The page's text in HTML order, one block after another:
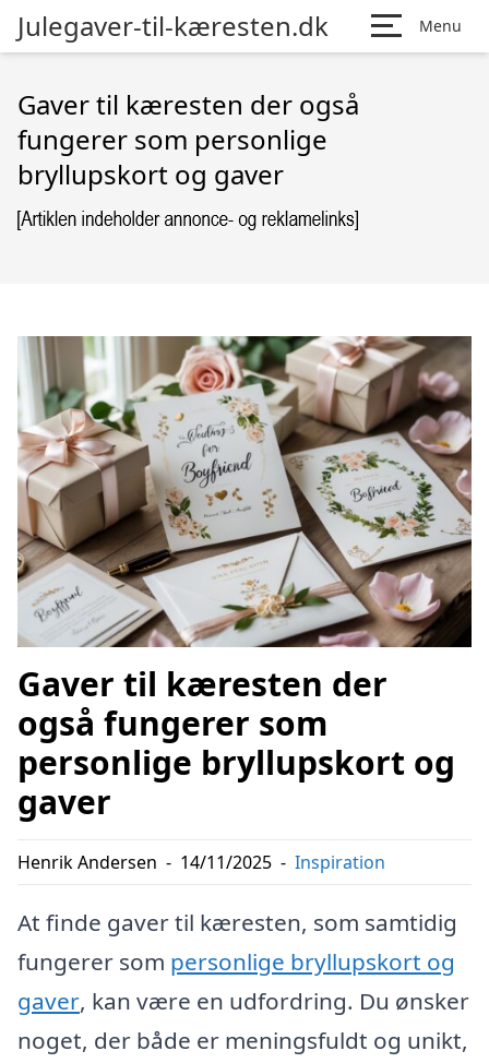
Julegaver-til-kæresten.dk Menu
Gaver til kæresten der også
fungerer som personlige
bryllupskort og gaver
Gaver til kæresten der
også fungerer som
personlige bryllupskort og
gaver
Henrik Andersen - 14/11/2025 - Inspiration
At finde gaver til kæresten, som samtidig
fungerer som personlige bryllupskort og
gaver, kan være en udfordring. Du ønsker
noget, der både er meningsfuldt og unikt,